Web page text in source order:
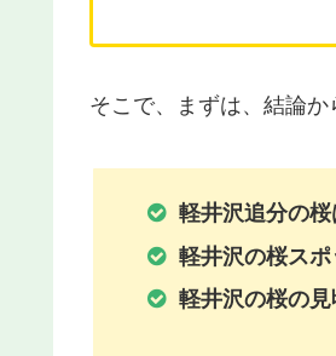
そこで、まずは、結論か
軽井沢追分の
軽井沢の桜ス
軽井沢の桜の